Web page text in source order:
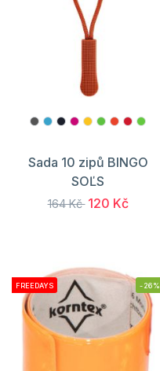
Sada 10 zipů BINGO
SOĽS
164 Kč 120 Kč
FREEDAYS -26%